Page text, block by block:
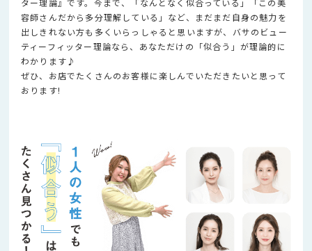
容師さんだから多分理解している」など、まだまだ自身の魅力を
出しきれない方も多くいらっしゃると思いますが、バサのビュー
ティーフィッター理論なら、あなただけの「似合う」が理論的に
わかります♪
ぜひ、お店でたくさんのお客様に楽しんでいただきたいと思って
おります!